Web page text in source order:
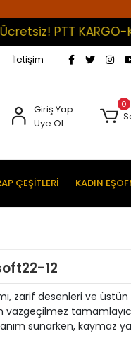
KARGO-
İletişim
Giriş Yap
Üye Ol
0
ÇEŞİTLERİ KADIN
12
zarif desenleri ve
sunarken, kaymaz